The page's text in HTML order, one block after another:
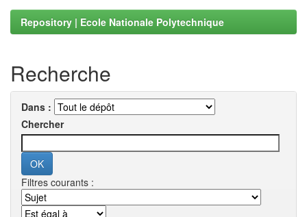
Repository | Ecole Nationale Polytechnique
Recherche
Dans :
Chercher
Filtres courants :